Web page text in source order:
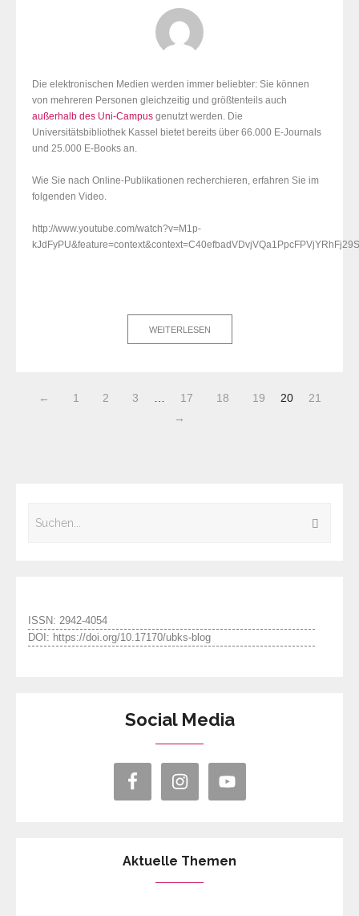
Die elektronischen Medien werden immer beliebter: Sie können
von mehreren Personen gleichzeitig und größtenteils auch
außerhalb des Uni-Campus genutzt werden. Die
Universitätsbibliothek Kassel bietet bereits über 66.000 E-Journals
und 25.000 E-Books an.
Wie Sie nach Online-Publikationen recherchieren, erfahren Sie im
folgenden Video.
http://www.youtube.com/watch?v=M1p-
WEITERLESEN
← 1 2 3 17 18 19 20
21
→
ISSN: 2942-4054
DOI: https://doi.org/10.17170/ubks-blog
Social Media
Aktuelle Themen